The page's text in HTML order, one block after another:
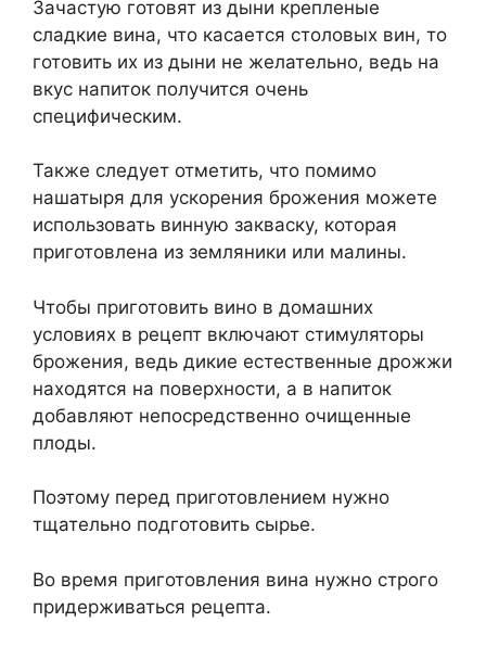
Зачастую готовят из дыни крепленые
сладкие вина, что касается столовых вин, то
готовить их из дыни не желательно, ведь на
вкус напиток получится очень
специфическим.
Также следует отметить, что помимо
нашатыря для ускорения брожения можете
использовать винную закваску, которая
приготовлена из земляники или малины.
Чтобы приготовить вино в домашних
условиях в рецепт включают стимуляторы
брожения, ведь дикие естественные дрожжи
находятся на поверхности, а в напиток
добавляют непосредственно очищенные
плоды.
Поэтому перед приготовлением нужно
тщательно подготовить сырье.
Во время приготовления вина нужно строго
придерживаться рецепта.